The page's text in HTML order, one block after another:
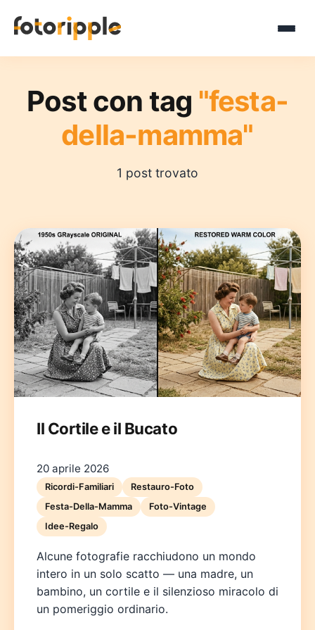
NederlandsPolskiPortuguês한국어
Post con tag "festa-
della-mamma"
1 post trovato
Il Cortile e il Bucato
20 aprile 2026
Ricordi-Familiari
Restauro-Foto
Festa-Della-Mamma
Foto-Vintage
Idee-Regalo
Alcune fotografie racchiudono un mondo
intero in un solo scatto — una madre, un
bambino, un cortile e il silenzioso miracolo di
un pomeriggio ordinario.